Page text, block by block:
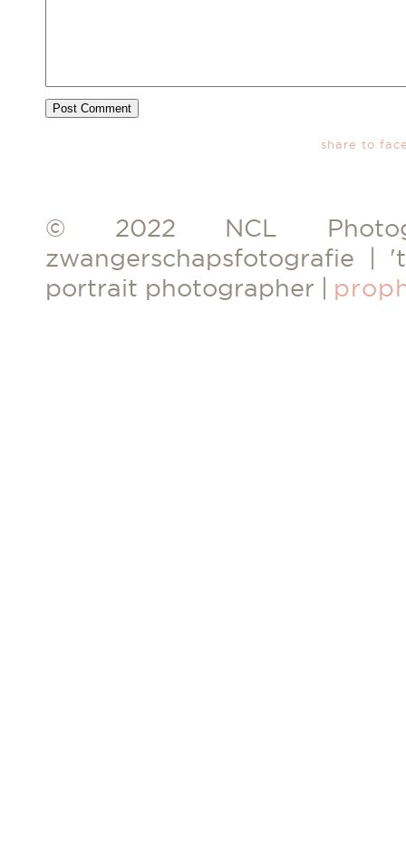
share to
© 2022 NCL
zwangerschapsfotografie
portrait photographer